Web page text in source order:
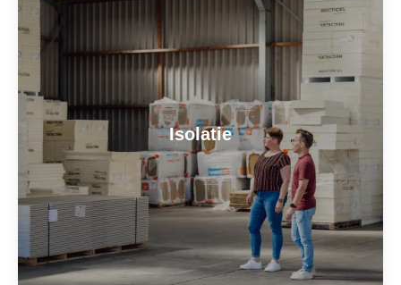
Stenen
Binnen- of buitenmuurstenen nodig? Wij hebben een
breed assortiment stenen voor elke bouwstijl. Kies uit
verschillende afmetingen, kleuren en afwerkingen
voor het juiste resultaat. Ontdek onze stenen in de
ruwbouw showroom
Bel voor meer informatie
Isolatie